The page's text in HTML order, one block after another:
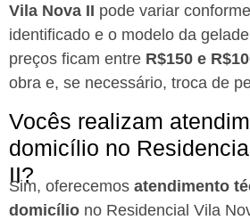
Vila Nova II pode variar
identificado e o modelo da
preços ficam entre R$150 e
obra e, se necessário, troca de
Vocês realizam
domicílio no
II?
Sim, oferecemos atendimento
domicílio no Residencial Vila